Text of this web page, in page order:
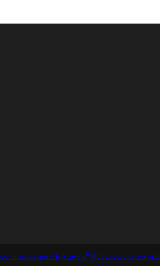
Community platform by XenForo®© 2010-2025 XenForo Ltd.